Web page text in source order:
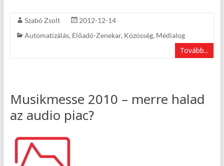
Szabó Zsolt
2012-12-14
Automatizálás, Előadó-Zenekar, Közösség, Médialog
Tovább...
Musikmesse 2010 – merre halad
az audio piac?